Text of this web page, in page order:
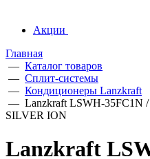
Акции
Главная
— Каталог товаров
— Сплит-системы
— Кондиционеры Lanzkraft
— Lanzkraft LSWH-35FC1N
SILVER ION
Lanzkraft